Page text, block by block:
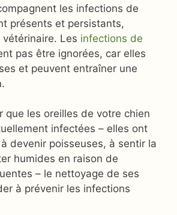
les infections de
présents et persistants,
Les infections de
pas être ignorées, car elles
et peuvent entraîner une
que les oreilles de votre chien
infectées – elles ont
devenir poisseuses, à sentir la
humides en raison de
– le nettoyage de ses
à prévenir les infections